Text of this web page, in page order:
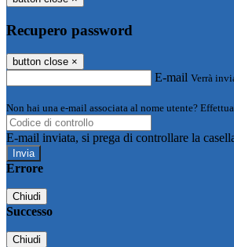
Recupero password
button close ×
E-mail Verrà
Non hai una e-mail associata al nome utente?
E-mail inviata, si prega di controllare la
Errore
Chiudi
Successo
Chiudi